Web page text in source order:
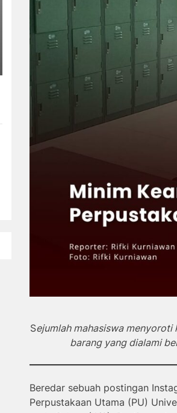
Sejumlah mahasiswa menyoroti
barang yang dialami
Beredar sebuah postingan
Perpustakaan Utama (PU)